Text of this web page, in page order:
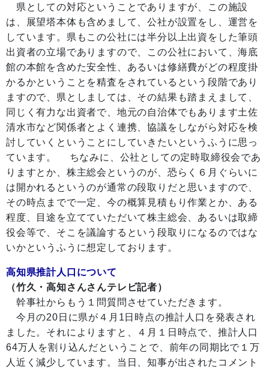
県としての対応ということでありますが、この施設
は、展望塔本体も含めまして、公社が設置をし、運営を
しています。県もこの公社には半分以上出資をした筆頭
出資者の立場でありますので、この公社において、海底
館の本館を含めた安全性、あるいは修繕費がどの程度掛
かるかということを精査をされているという段階であり
ますので、県としましては、その結果も踏まえまして、
同じく有力な出資者で、地元の自治体でもあります土佐
清水市など関係者とよく連携、協議をしながら対応を検
討していくということにしていきたいというふうに思っ
ています。 ちなみに、公社としての定時取締役会であ
りますとか、株主総会というのが、恐らく６月ぐらいに
は開かれるというのが通常の段取りだと思いますので、
その時点までで一定、今の概算見積もり作業とか、ある
程度、目途を立てていただいて株主総会、あるいは取締
役会等で、そこを議論するという段取りになるのではな
いかというふうに想定しております。
高知県推計人口について
（竹久・高知さんさんテレビ記者）
幹事社からもう１問質問させていただきます。
今月の20日に県が４月1日時点の推計人口を発表され
ました。それによりますと、４月１日時点で、推計人口
64万人を割り込んだということで、前年の同期比で１万
人近く減少しています。当日、知事が出されたコメント